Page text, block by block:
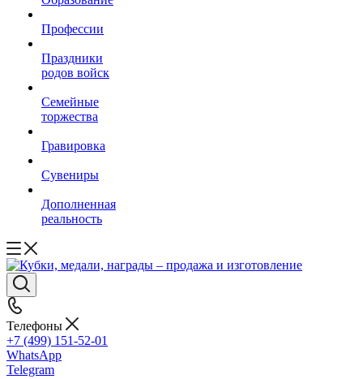
Профессии
Праздники
родов войск
Семейные
торжества
Гравировка
Сувениры
Дополненная
реальность
Телефоны
+7 (499) 151-52-01
WhatsApp
Telegram